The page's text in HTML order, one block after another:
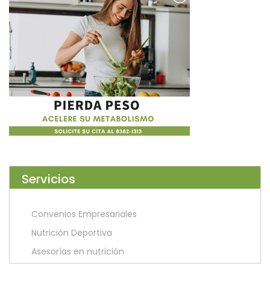
Servicios
Convenios Empresariales
Nutrición Deportiva
Asesorías en nutrición